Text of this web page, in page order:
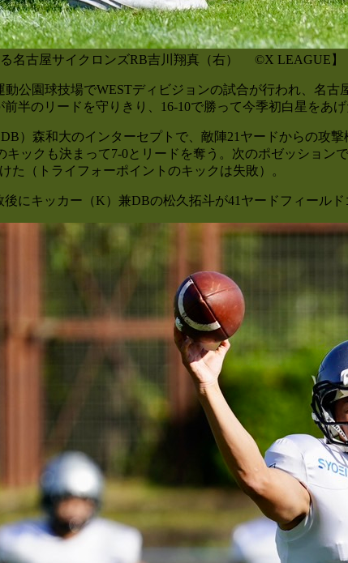
名古屋サイクロンズRB吉川翔真（右） ©X LEAGUE】
公園球技場でWESTディビジョンの試合が行われ、名
半のリードを守りきり、16‐10で勝って今季初白星をあ
）森和大のインターセプトで、敵陣21ヤードからの攻
ックも決まって7‐0とリードを奪う。次のポゼッショ
た（トライフォーポイントのキックは失敗）。
にキッカー（K）兼DBの松久拓斗が41ヤードフィールド